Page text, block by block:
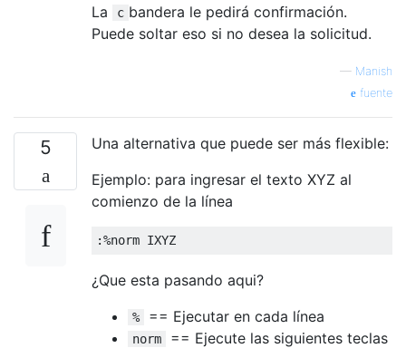
La c bandera le pedirá confirmación.
Puede soltar eso si no desea la solicitud.
— Manish
fuente
5
Una alternativa que puede ser más flexible:
Ejemplo: para ingresar el texto XYZ al
comienzo de la línea
¿Que esta pasando aqui?
% == Ejecutar en cada línea
norm
== Ejecute las siguientes teclas